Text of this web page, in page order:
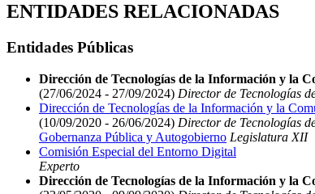
ENTIDADES RELACIONADAS
Entidades Públicas
Dirección de Tecnologías de la Información y la
(27/06/2024 - 27/09/2024) Director de Tecnologías
Dirección de Tecnologías de la Información y la
(10/09/2020 - 26/06/2024) Director de Tecnologías
Gobernanza Pública y Autogobierno Legislatura XII
Comisión Especial del Entorno Digital
Experto
Dirección de Tecnologías de la Información y la